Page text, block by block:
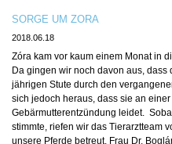
SORGE UM ZORA
2018.06.18
Zóra kam vor kaum einem Monat in
Da gingen wir noch davon aus,
jährigen Stute durch den
sich jedoch heraus, dass sie an
Gebärmutterentzündung leidet.
stimmte, riefen wir das Tierarztteam
unsere Pferde betreut. Frau Dr.